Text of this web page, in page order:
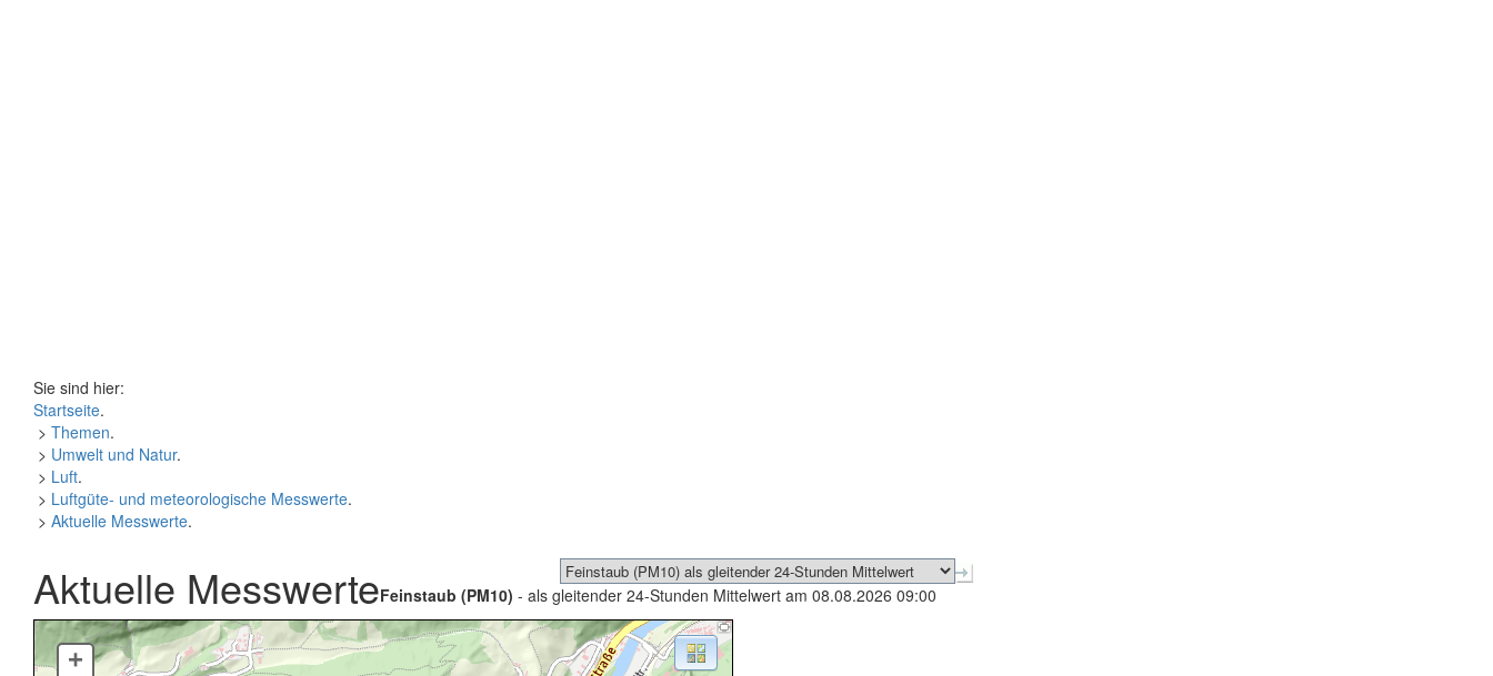
Sie sind hier:
Startseite.
> Themen.
> Umwelt und Natur.
> Luft.
> Luftgüte- und meteorologische Messwerte.
> Aktuelle Messwerte.
Aktuelle MesswerteFeinstaub (PM10) - als gleitender 24-Stunden Mittelwert am 08.08.2026 09:00
+